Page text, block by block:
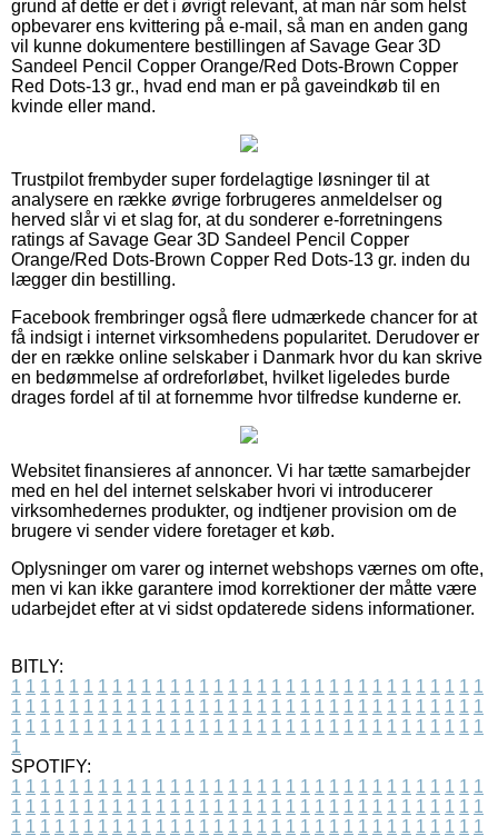
grund af dette er det i øvrigt relevant, at man når som helst
opbevarer ens kvittering på e-mail, så man en anden gang
vil kunne dokumentere bestillingen af Savage Gear 3D
Sandeel Pencil Copper Orange/Red Dots-Brown Copper
Red Dots-13 gr., hvad end man er på gaveindkøb til en
kvinde eller mand.
Trustpilot frembyder super fordelagtige løsninger til at
analysere en række øvrige forbrugeres anmeldelser og
herved slår vi et slag for, at du sonderer e-forretningens
ratings af Savage Gear 3D Sandeel Pencil Copper
Orange/Red Dots-Brown Copper Red Dots-13 gr. inden du
lægger din bestilling.
Facebook frembringer også flere udmærkede chancer for at
få indsigt i internet virksomhedens popularitet. Derudover er
der en række online selskaber i Danmark hvor du kan skrive
en bedømmelse af ordreforløbet, hvilket ligeledes burde
drages fordel af til at fornemme hvor tilfredse kunderne er.
Websitet finansieres af annoncer. Vi har tætte samarbejder
med en hel del internet selskaber hvori vi introducerer
virksomhedernes produkter, og indtjener provision om de
brugere vi sender videre foretager et køb.
Oplysninger om varer og internet webshops værnes om ofte,
men vi kan ikke garantere imod korrektioner der måtte være
udarbejdet efter at vi sidst opdaterede sidens informationer.
BITLY:
1 1 1 1 1 1 1 1 1 1 1 1 1 1 1 1 1 1 1 1 1 1 1 1 1 1 1 1 1 1 1 1 1
1 1 1 1 1 1 1 1 1 1 1 1 1 1 1 1 1 1 1 1 1 1 1 1 1 1 1 1 1 1 1 1 1
1 1 1 1 1 1 1 1 1 1 1 1 1 1 1 1 1 1 1 1 1 1 1 1 1 1 1 1 1 1 1 1 1
1
SPOTIFY:
1 1 1 1 1 1 1 1 1 1 1 1 1 1 1 1 1 1 1 1 1 1 1 1 1 1 1 1 1 1 1 1 1
1 1 1 1 1 1 1 1 1 1 1 1 1 1 1 1 1 1 1 1 1 1 1 1 1 1 1 1 1 1 1 1 1
1 1 1 1 1 1 1 1 1 1 1 1 1 1 1 1 1 1 1 1 1 1 1 1 1 1 1 1 1 1 1 1 1